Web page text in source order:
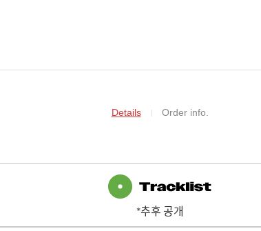
Details Order info.
*추후 공개